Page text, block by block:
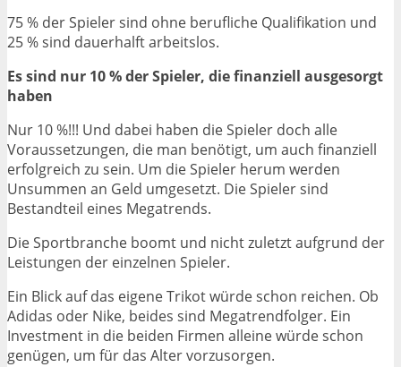
75 % der Spieler sind ohne berufliche Qualifikation und
25 % sind dauerhalft arbeitslos.
Es sind nur 10 % der Spieler, die finanziell ausgesorgt
haben
Nur 10 %!!! Und dabei haben die Spieler doch alle
Voraussetzungen, die man benötigt, um auch finanziell
erfolgreich zu sein. Um die Spieler herum werden
Unsummen an Geld umgesetzt. Die Spieler sind
Bestandteil eines Megatrends.
Die Sportbranche boomt und nicht zuletzt aufgrund der
Leistungen der einzelnen Spieler.
Ein Blick auf das eigene Trikot würde schon reichen. Ob
Adidas oder Nike, beides sind Megatrendfolger. Ein
Investment in die beiden Firmen alleine würde schon
genügen, um für das Alter vorzusorgen.